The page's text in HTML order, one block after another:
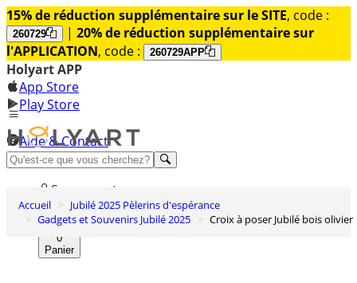
15% de réduction supplémentaire sur le SITE, code :
260729 | 20% de réduction supplémentaire sur
l'APPLICATION, code : 260729APP
Holyart APP
App Store
Play Store
Aide & Contact
Découvrez Premium
Se connecter
Liste des envies
0
Panier
Accueil
Jubilé 2025 Pèlerins d'espérance
Gadgets et Souvenirs Jubilé 2025
Croix à poser Jubilé bois olivier